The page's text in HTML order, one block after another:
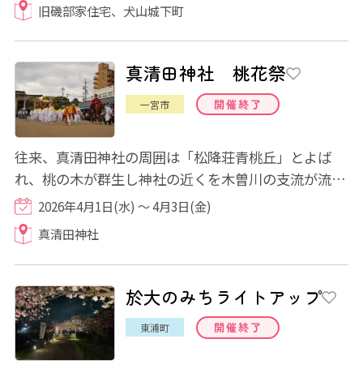
旧磯部家住宅、犬山城下町
真清田神社 桃花祭
一宮市 開催終了
往来、真清田神社の周囲は「松降荘青桃丘」とよば
れ、桃の木が群生し神社の近くを木曽川の支流が流れ
ていました。参詣者は古来お祓いの力があると...
2026年4月1日(水) ～ 4月3日(金)
真清田神社
於大のみちライトアップ
東浦町 開催終了